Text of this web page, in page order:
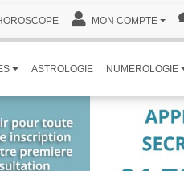
MON COMPTE
ASTROLOGIE NUMEROLOGIE